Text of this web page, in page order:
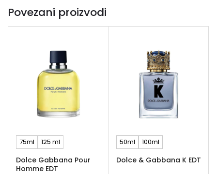
Povezani proizvodi
75ml 125 ml
Dolce Gabbana Pour
Homme EDT
50ml 100ml
Dolce & Gabbana K EDT